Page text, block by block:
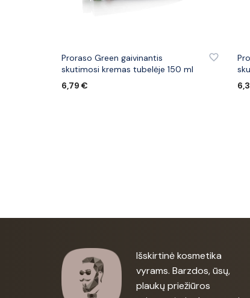
Proraso Green gaivinantis
skutimosi kremas tubelėje 150 ml
6,79 €
Išskirtinė kosmetika
vyrams. Barzdos, ūsų,
plaukų priežiūros